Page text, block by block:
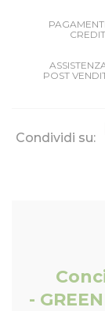
POST
Condividi su:
-